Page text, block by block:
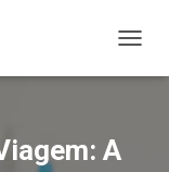
O
A